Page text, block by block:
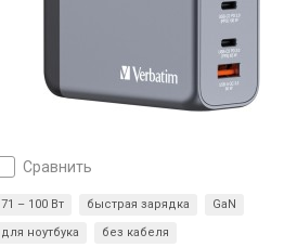
сравнить
71 – 100 Вт быстрая зарядка
GaN
для ноутбука
без кабеля